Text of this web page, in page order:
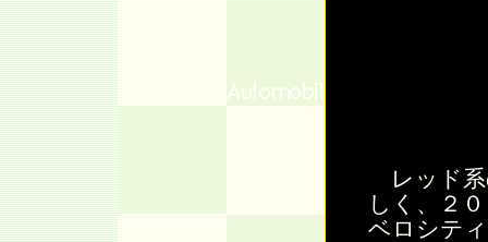
レッド系
しく、２
ベロシテ